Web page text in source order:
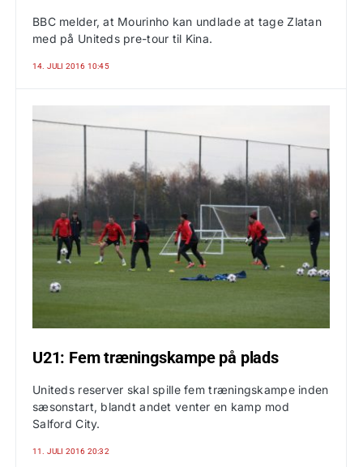
BBC melder, at Mourinho kan undlade at tage Zlatan
med på Uniteds pre-tour til Kina.
14. JULI 2016 10:45
U21: Fem træningskampe på plads
Uniteds reserver skal spille fem træningskampe inden
sæsonstart, blandt andet venter en kamp mod
Salford City.
11. JULI 2016 20:32